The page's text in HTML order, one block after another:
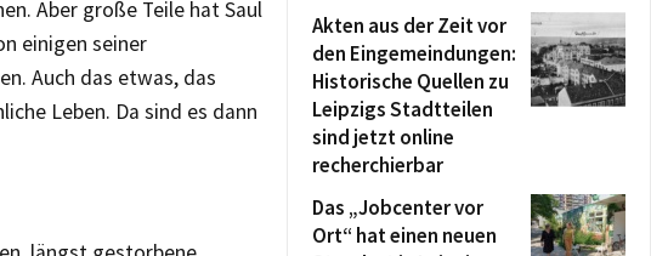
Aber große Teile hat Saul
einigen seiner
Auch das etwas, das
Leben. Da sind es dann
Akten aus der Zeit vor
den Eingemeindungen:
Historische Quellen zu
Leipzigs Stadtteilen
sind jetzt online
recherchierbar
Das „Jobcenter vor
Ort“ hat einen neuen